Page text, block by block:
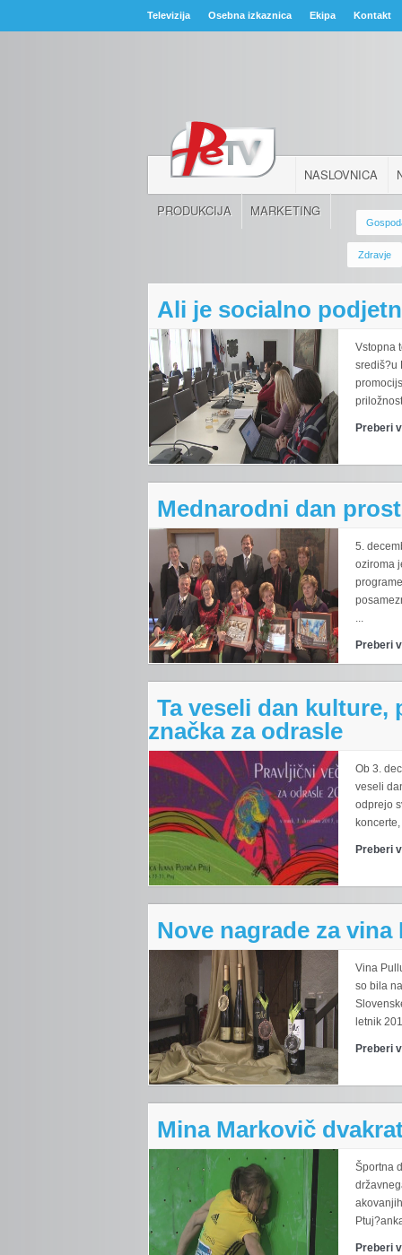
Televizija Osebna izkaznica Ekipa Kontakt
NASLOVNICA
PRODUKCIJA MARKETING
Zdravje
Ali je socialno
Vstopna
središ?u
Preberi
Mednarodni dan
5.
oziroma
Preberi
Ta veseli dan
značka za odrasle
Ob 3.
veseli
odprejo
Preberi
Nove nagrade za
Vina
so bila
letnik
Preberi
Mina Markovič
Športna
Preberi